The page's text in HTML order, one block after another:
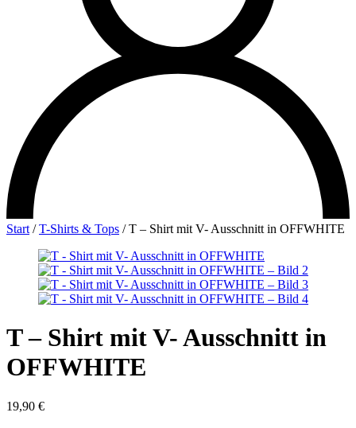
Start /T-Shirts & Tops /T – Shirt mit V- Ausschnitt in OFFWHITE
T – Shirt mit V- Ausschnitt in
OFFWHITE
19,90 €